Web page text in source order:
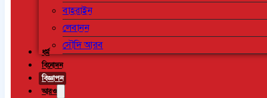
বাহরাইন
লেবানন
সৌদি আরব
ধর্ম
বিনোদন
বিজ্ঞাপন
আরও